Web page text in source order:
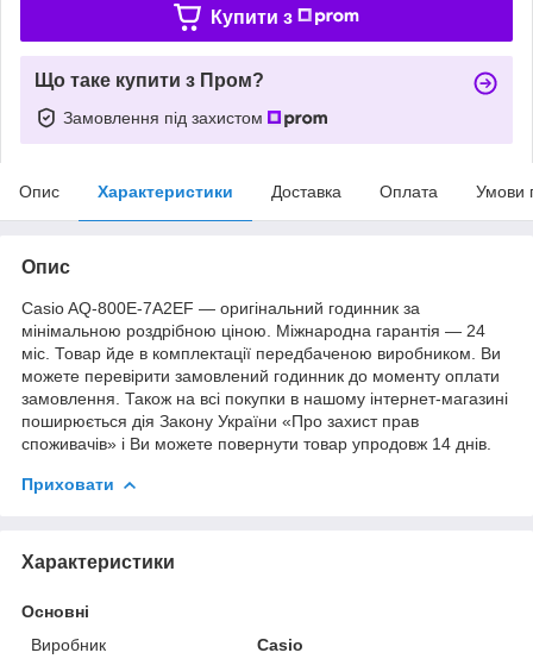
Купити з
Що таке купити з Пром?
Замовлення під захистом
Опис Характеристики Доставка Оплата Умови
Опис
Casio AQ-800E-7A2EF — оригінальний годинник за
мінімальною роздрібною ціною. Міжнародна гарантія — 24
міс. Товар йде в комплектації передбаченою виробником. Ви
можете перевірити замовлений годинник до моменту оплати
замовлення. Також на всі покупки в нашому інтернет-магазині
поширюється дія Закону України «Про захист прав
споживачів» і Ви можете повернути товар упродовж 14 днів.
Приховати
Характеристики
Основні
Виробник
Casio